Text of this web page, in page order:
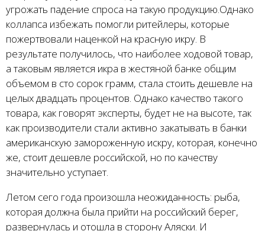
угрожать падение спроса на такую продукцию.Однако
коллапса избежать помогли ритейлеры, которые
пожертвовали наценкой на красную икру. В
результате получилось, что наиболее ходовой товар,
а таковым является икра в жестяной банке общим
объемом в сто сорок грамм, стала стоить дешевле на
целых двадцать процентов. Однако качество такого
товара, как говорят эксперты, будет не на высоте, так
как производители стали активно закатывать в банки
американскую замороженную искру, которая, конечно
же, стоит дешевле российской, но по качеству
значительно уступает.
Летом сего года произошла неожиданность: рыба,
которая должна была прийти на российский берег,
развернулась и отошла в сторону Аляски. И